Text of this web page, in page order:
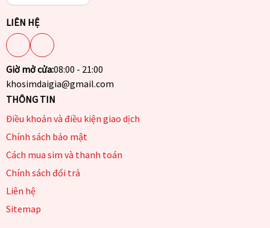
LIÊN HỆ
Giờ mở cửa:08:00 - 21:00
khosimdaigia@gmail.com
THÔNG TIN
Điều khoản và điều kiện giao dịch
Chính sách bảo mật
Cách mua sim và thanh toán
Chính sách đổi trả
Liên hệ
Sitemap